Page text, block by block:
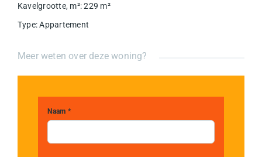
Kavelgrootte, m²: 229 m²
Type: Appartement
Meer weten over deze woning?
Naam *